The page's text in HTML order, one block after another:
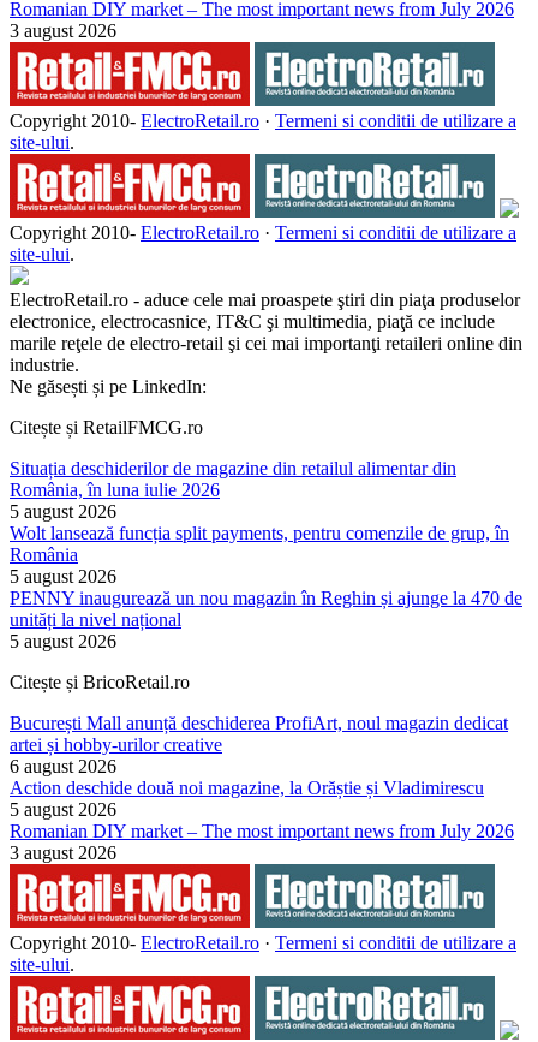
Romanian DIY market – The most important news from July 2026
3 august 2026
Copyright 2010- ElectroRetail.ro · Termeni si conditii de utilizare a
site-ului.
Copyright 2010- ElectroRetail.ro · Termeni si conditii de utilizare a
site-ului.
ElectroRetail.ro - aduce cele mai proaspete ştiri din piaţa produselor
electronice, electrocasnice, IT&C şi multimedia, piaţă ce include
marile reţele de electro-retail şi cei mai importanţi retaileri online din
industrie.
Ne găsești și pe LinkedIn:
Citește și RetailFMCG.ro
Situația deschiderilor de magazine din retailul alimentar din
România, în luna iulie 2026
5 august 2026
Wolt lansează funcția split payments, pentru comenzile de grup, în
România
5 august 2026
PENNY inaugurează un nou magazin în Reghin și ajunge la 470 de
unități la nivel național
5 august 2026
Citește și BricoRetail.ro
București Mall anunță deschiderea ProfiArt, noul magazin dedicat
artei și hobby-urilor creative
6 august 2026
Action deschide două noi magazine, la Orăștie și Vladimirescu
5 august 2026
Romanian DIY market – The most important news from July 2026
3 august 2026
Copyright 2010- ElectroRetail.ro · Termeni si conditii de utilizare a
site-ului.